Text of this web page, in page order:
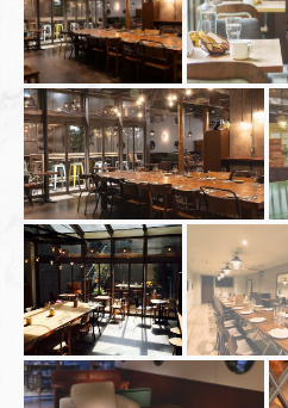
この店舗情報
PHOTO | 大人数宴会×貸切
カフェハチ)
東京都中央区日本橋室町４-４-１０東
https://hachi8.owst.jp/gallery